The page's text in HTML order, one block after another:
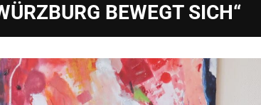
BEWEGT SICH“